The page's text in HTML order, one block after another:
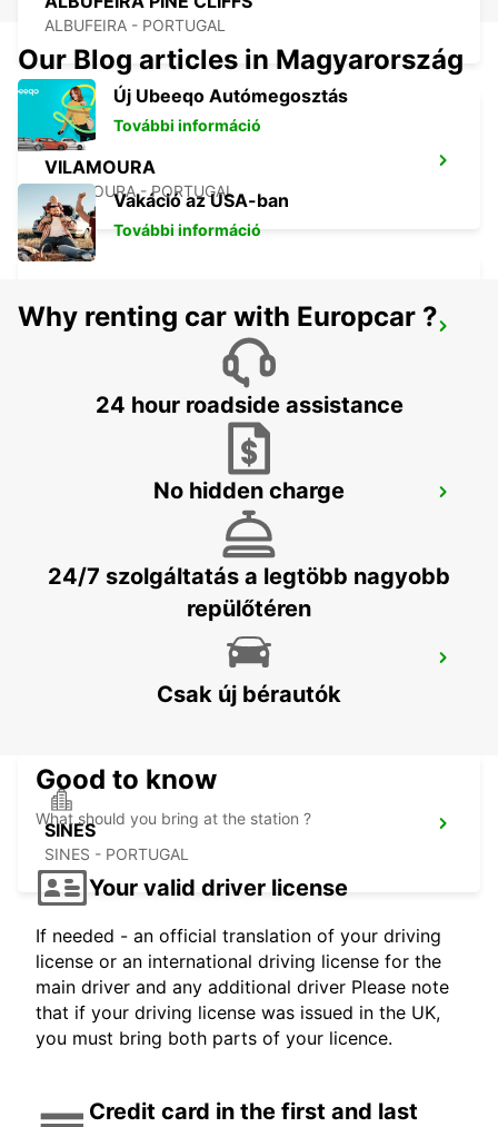
ALBUFEIRA - PORTUGAL
VILAMOURA
VILAMOURA - PORTUGAL
FARO MONTENEGRO
FARO REPÜLOTÉR
MONTE GORDO - PORTUGAL
SINES
SINES - PORTUGAL
Our Blog articles in Magyarország
Új Ubeeqo Autómegosztás
További információ
Vakáció az USA-ban
További információ
Why renting car with Europcar ?
24 hour roadside assistance
No hidden charge
24/7 szolgáltatás a legtöbb nagyobb
repülőtéren
Csak új bérautók
Good to know
What should you bring at the station ?
Your valid driver license
If needed - an official translation of your driving
license or an international driving license for the
main driver and any additional driver Please note
that if your driving license was issued in the UK,
you must bring both parts of your licence.
Credit card in the first and last